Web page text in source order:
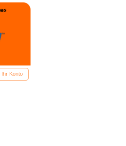
+49(0)3322 - 400038
Ihr Konto